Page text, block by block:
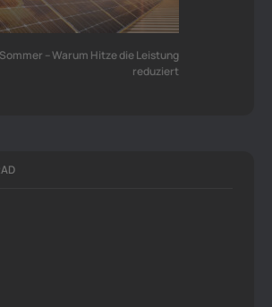
– Warum Hitze die Leistung
reduziert